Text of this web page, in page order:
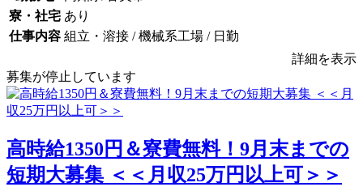
寮・社宅 あり
仕事内容 組立・溶接 / 機械系工場 / 日勤
詳細を表示
募集が停止しています
高時給1350円＆寮費無料！9月末までの
短期大募集 ＜＜月収25万円以上可＞＞